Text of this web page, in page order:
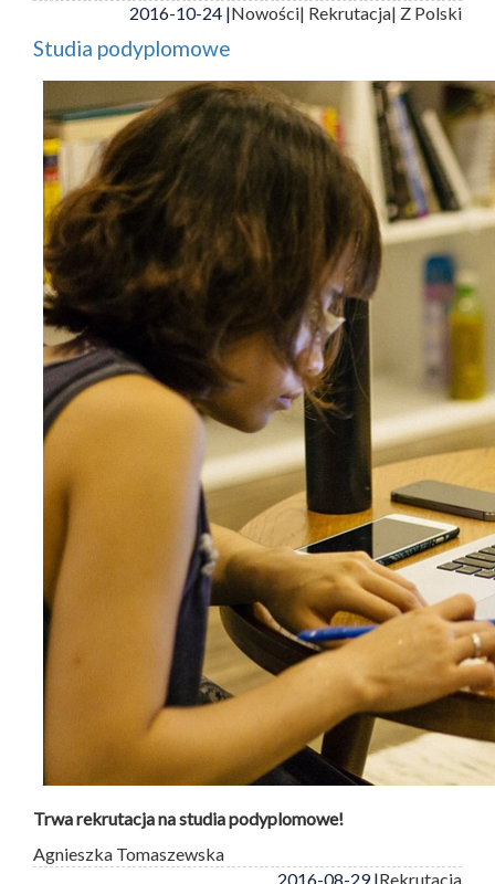
2016-10-24 |Nowości| Rekrutacja| Z Polski
Studia podyplomowe
Trwa rekrutacja na studia podyplomowe!
Agnieszka Tomaszewska
2016-08-29 |Rekrutacja